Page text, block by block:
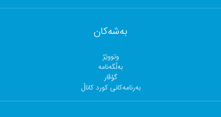
بەشەکان
وتووێژ
بەڵگەنامە
گۆڤار
بەرنامەکانی کورد کاناڵ